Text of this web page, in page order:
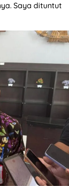
Saya dituntut